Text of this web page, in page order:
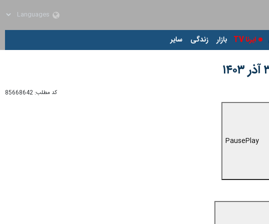
ایرنا TV بازار زندگی سایر
کد مطلب: 85668642